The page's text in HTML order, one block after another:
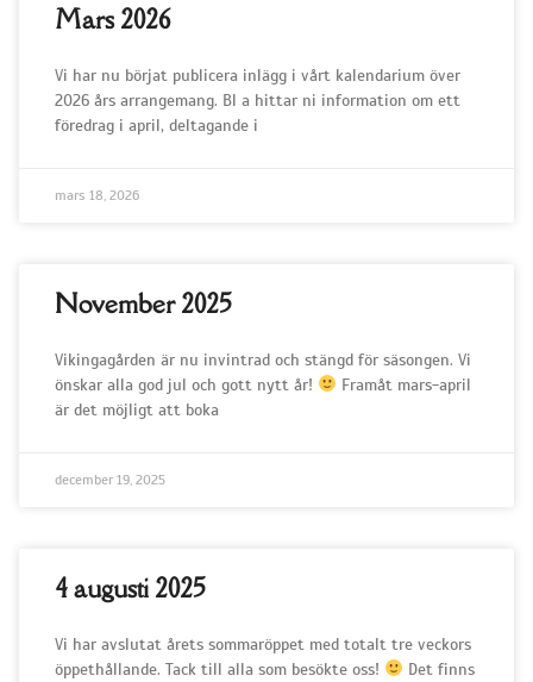
Mars 2026
Vi har nu börjat publicera inlägg i vårt kalendarium över
2026 års arrangemang. Bl a hittar ni information om ett
föredrag i april, deltagande i
mars 18, 2026
November 2025
Vikingagården är nu invintrad och stängd för säsongen. Vi
önskar alla god jul och gott nytt år!
Framåt mars-april
är det möjligt att boka
december 19, 2025
4 augusti 2025
Vi har avslutat årets sommaröppet med totalt tre veckors
öppethållande. Tack till alla som besökte oss!
Det finns